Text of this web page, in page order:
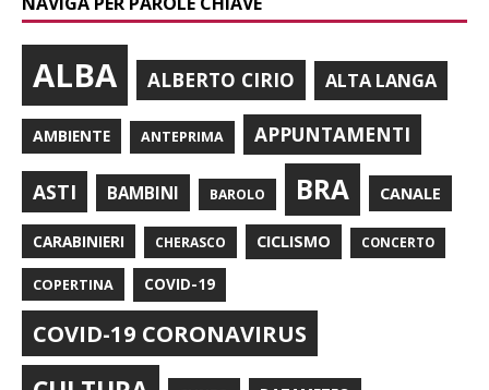
ALBA ALBERTO CIRIO ALTA LANGA
AMBIENTE ANTEPRIMA APPUNTAMENTI
ASTI BAMBINI BAROLO BRA CANALE
CARABINIERI CHERASCO CICLISMO CONCERTO
COPERTINA COVID-19
COVID-19 CORONAVIRUS